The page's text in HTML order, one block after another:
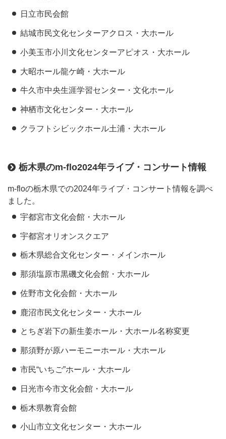
日立市民会館
結城市民文化センターアクロス・大ホール
小美玉市小川文化センターアピオス・大ホール
大昭ホール龍ケ崎・大ホール
牛久市中央生涯学習センター・文化ホール
神栖市文化センター・大ホール
クラフトシビックホール土浦・大ホール
栃木県のm-flo2024年ライブ・コンサート情報
m-floの栃木県での2024年ライブ・コンサート情報を調べ
ました。
宇都宮市文化会館・大ホール
宇都宮オリオンスクエア
栃木県総合文化センター・メインホール
那須塩原市黒磯文化会館・大ホール
佐野市文化会館・大ホール
鹿沼市民文化センター・大ホール
とちぎ岩下の新生姜ホール・大ホール名称変更
那須野が原ハーモニーホール・大ホール
市民“いちご”ホール・大ホール
日光市今市文化会館・大ホール
栃木県教育会館
小山市立文化センター・大ホール